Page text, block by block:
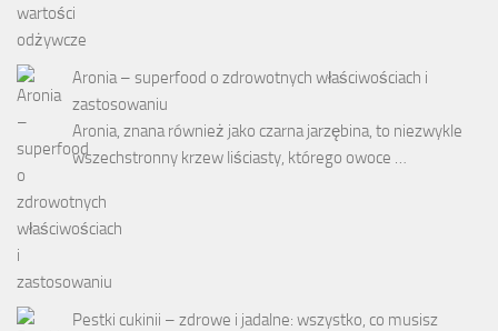
Aronia – superfood o zdrowotnych właściwościach i
zastosowaniu
Aronia, znana również jako czarna jarzębina, to niezwykle
wszechstronny krzew liściasty, którego owoce …
Pestki cukinii – zdrowe i jadalne: wszystko, co musisz